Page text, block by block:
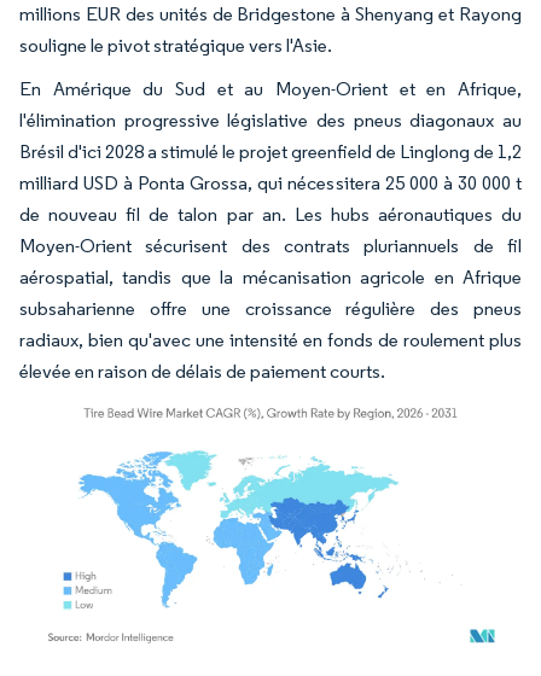
millions EUR des unités de Bridgestone à Shenyang et Rayong
souligne le pivot stratégique vers l'Asie.
En Amérique du Sud et au Moyen-Orient et en Afrique,
l'élimination progressive législative des pneus diagonaux au
Brésil d'ici 2028 a stimulé le projet greenfield de Linglong de 1,2
milliard USD à Ponta Grossa, qui nécessitera 25 000 à 30 000 t
de nouveau fil de talon par an. Les hubs aéronautiques du
Moyen-Orient sécurisent des contrats pluriannuels de fil
aérospatial, tandis que la mécanisation agricole en Afrique
subsaharienne offre une croissance régulière des pneus
radiaux, bien qu'avec une intensité en fonds de roulement plus
élevée en raison de délais de paiement courts.